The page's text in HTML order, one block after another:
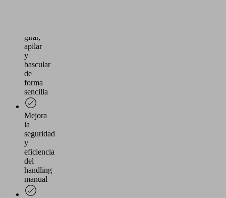
girar,
apilar
y
bascular
de
forma
sencilla
Mejora
la
seguridad
y
eficiencia
del
handling
manual